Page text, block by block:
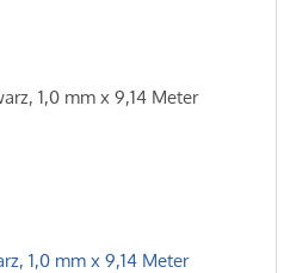
1,0 mm x 9,14 Meter